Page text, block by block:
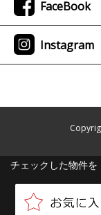
チェックした物件を
FaceBook
Instagram